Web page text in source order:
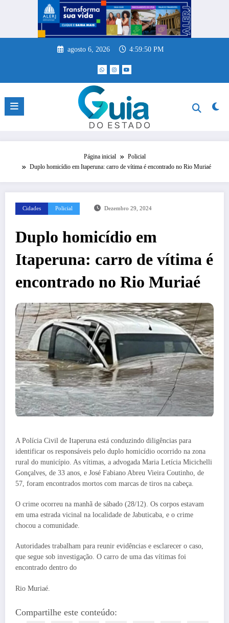
agosto 6, 2026 4:59:51 PM
Página inicial
Policial
Duplo homicídio em Itaperuna: carro de vítima é encontrado no Rio Muriaé
Cidades Policial Dezembro 29, 2024
Duplo homicídio em
Itaperuna: carro de vítima é
encontrado no Rio Muriaé
A Polícia Civil de Itaperuna está conduzindo diligências para
identificar os responsáveis pelo duplo homicídio ocorrido na zona
rural do município. As vítimas, a advogada Maria Letícia Micichelli
Gonçalves, de 33 anos, e José Fabiano Abreu Vieira Coutinho, de
57, foram encontrados mortos com marcas de tiros na cabeça.
O crime ocorreu na manhã de sábado (28/12). Os corpos estavam
em uma estrada vicinal na localidade de Jabuticaba, e o crime
chocou a comunidade.
Autoridades trabalham para reunir evidências e esclarecer o caso,
que segue sob investigação. O carro de uma das vítimas foi
encontrado dentro do
Rio Muriaé.
Compartilhe este conteúdo: